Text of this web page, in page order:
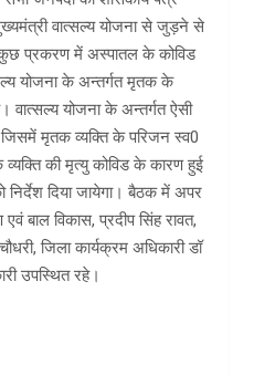
वात्सल्य योजना से जुड़ने से
प्रकरण में अस्पातल के कोविड
योजना के अन्तर्गत मृतक के
वात्सल्य योजना के अन्तर्गत ऐसी
जिसमें मृतक व्यक्ति के परिजन स्व0
की मृत्यु कोविड के कारण हुई
निर्देश दिया जायेगा। बैठक में अपर
बाल विकास, प्रदीप सिंह रावत,
जिला कार्यक्रम अधिकारी डॉ
उपस्थित रहे।